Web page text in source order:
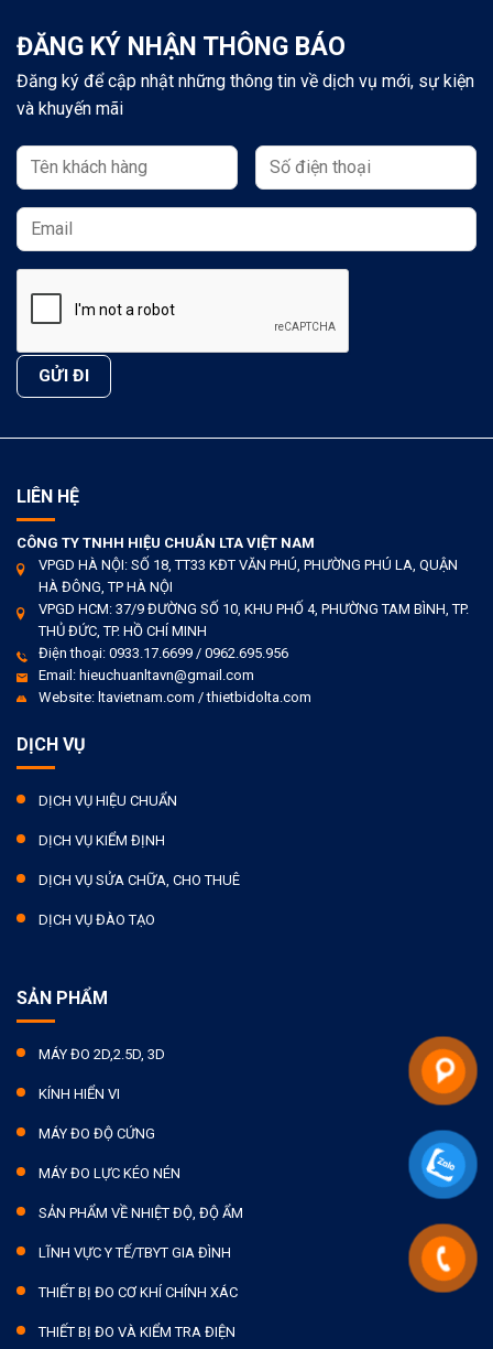
ĐĂNG KÝ NHẬN THÔNG BÁO
Đăng ký để cập nhật những thông tin về dịch vụ mới, sự kiện
và khuyến mãi
LIÊN HỆ
CÔNG TY TNHH HIỆU CHUẨN LTA VIỆT NAM
VPGD HÀ NỘI: SỐ 18, TT33 KĐT VĂN PHÚ, PHƯỜNG PHÚ LA, QUẬN
HÀ ĐÔNG, TP HÀ NỘI
VPGD HCM: 37/9 ĐƯỜNG SỐ 10, KHU PHỐ 4, PHƯỜNG TAM BÌNH, TP.
THỦ ĐỨC, TP. HỒ CHÍ MINH
Điện thoại: 0933.17.6699 / 0962.695.956
Email: hieuchuanltavn@gmail.com
Website: ltavietnam.com / thietbidolta.com
DỊCH VỤ
DỊCH VỤ HIỆU CHUẨN
DỊCH VỤ KIỂM ĐỊNH
DỊCH VỤ SỬA CHỮA, CHO THUÊ
DỊCH VỤ ĐÀO TẠO
SẢN PHẨM
MÁY ĐO 2D,2.5D, 3D
KÍNH HIỂN VI
MÁY ĐO ĐỘ CỨNG
MÁY ĐO LỰC KÉO NÉN
SẢN PHẨM VỀ NHIỆT ĐỘ, ĐỘ ẨM
LĨNH VỰC Y TẾ/TBYT GIA ĐÌNH
THIẾT BỊ ĐO CƠ KHÍ CHÍNH XÁC
THIẾT BỊ ĐO VÀ KIỂM TRA ĐIỆN